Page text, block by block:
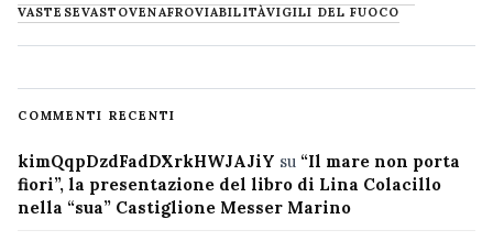
VASTESEVASTOVENAFROVIABILITÀVIGILI DEL FUOCO
COMMENTI RECENTI
kimQqpDzdFadDXrkHWJAJiY su “Il mare non porta
fiori”, la presentazione del libro di Lina Colacillo
nella “sua” Castiglione Messer Marino